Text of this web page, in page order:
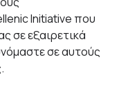
Initiative που
σε εξαιρετικά
σε αυτούς